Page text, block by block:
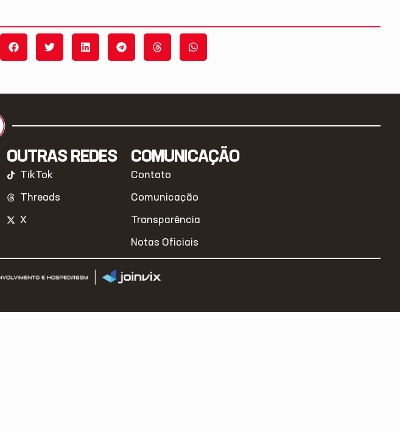
OUTRAS REDES
TikTok
Threads
X
COMUNICAÇÃO
Contato
Comunicação
Transparência
Notas Oficiais